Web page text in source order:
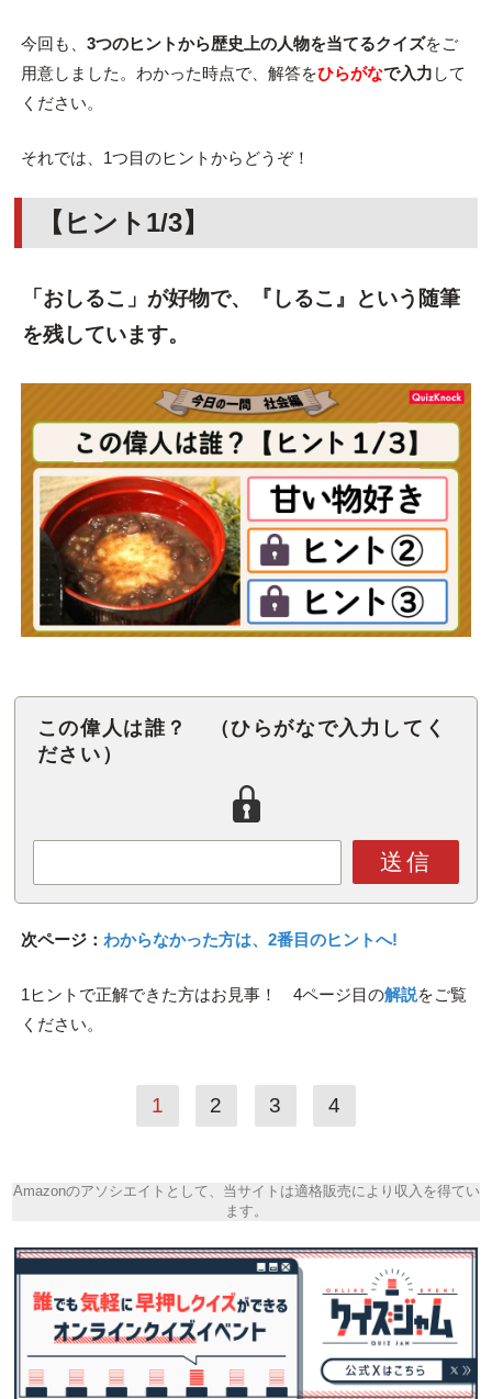
今回も、 3つのヒントから歴史上の人物を当てるクイズをご
用意しました。わかった時点で、解答をひらがなで入力 して
ください。
それでは、1つ目のヒントからどうぞ！
【ヒント1/3】
「おしるこ」が好物で、『しるこ』という随筆
を残しています。
この偉人は誰？ （ひらがなで入力してく
ださい）
送信
次ページ： わからなかった方は、2番目のヒントへ!
1ヒントで正解できた方はお見事！ 4ページ目の解説をご覧
ください。
1 2 3 4
Amazonのアソシエイトとして、当サイトは適格販売により収入を得てい
ます。